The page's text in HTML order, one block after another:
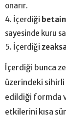
onarır.
İçerdiği betain
sayesinde kuru
İçerdiği
İçerdiği bunca
üzerindeki sihirli
edildiği formda
etkilerini kısa